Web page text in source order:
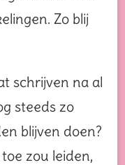
Zo blij
schrijven na al
steeds zo
blijven doen?
zou leiden,